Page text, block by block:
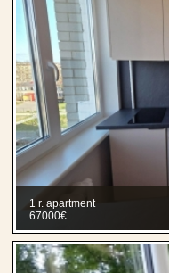
1 r. apartment
67000€